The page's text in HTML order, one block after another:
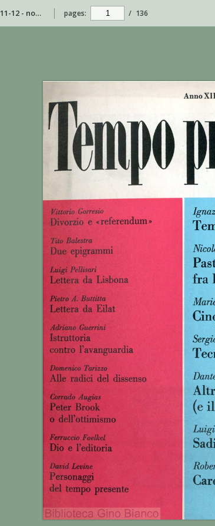
Tempo presente - anno XIII - n. 11-12 - novembre-dicembre 1968 pages: / 136